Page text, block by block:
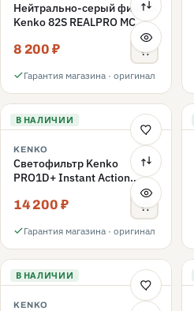
Нейтрально-серый фильтр
Kenko 82S REALPRO MC
8 200 ₽
Гарантия магазина · оригинал
В НАЛИЧИИ
KENKO
Светофильтр Kenko
PRO1D+ Instant Action
Variable NDX3-450+C-PLS
переменной плотности
14 200 ₽
Гарантия магазина · оригинал
В НАЛИЧИИ
KENKO